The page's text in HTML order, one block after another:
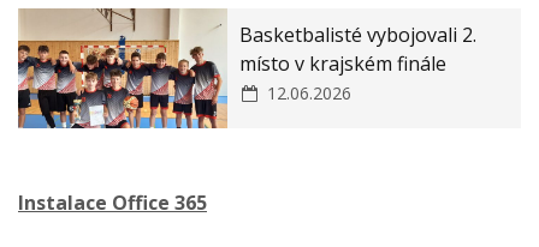
Basketbalisté vybojovali 2.
místo v krajském finále
12.06.2026
Instalace Office 365